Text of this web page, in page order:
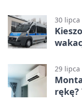
30 lipca
29 lipca
rękę?